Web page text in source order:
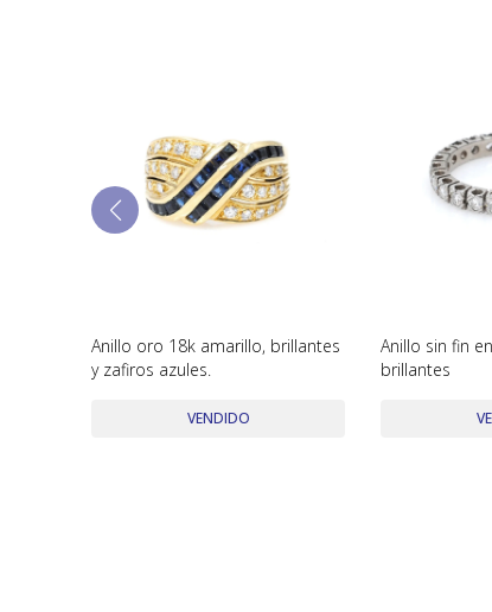
Anillo oro 18k amarillo, brillantes
y zafiros azules.
VENDIDO
Anillo sin fin
brillantes